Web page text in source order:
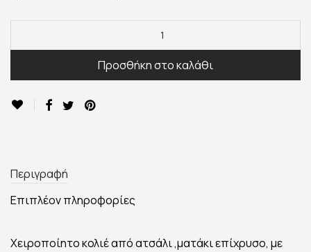
Προσθήκη στο καλάθι
Περιγραφή
Επιπλέον πληροφορίες
Χειροποίητο κολιέ από ατσάλι ,ματάκι επίχρυσο, με